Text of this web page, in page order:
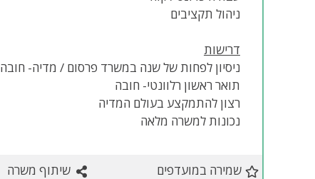
ניהול תקציבים
דרישות
ניסיון לפחות של שנה במשרד פרסום / מדיה- חובה
תואר ראשון רלוונטי- חובה
רצון להתמקצע בעולם המדיה
נכונות למשרה מלאה
שמירה במועדפים שיתוף משרה